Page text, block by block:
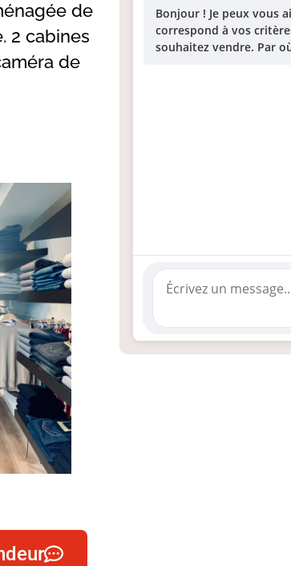
de
2 cabines
de
Bonjour ! Je peux vous
correspond à vos
souhaitez vendre. Par